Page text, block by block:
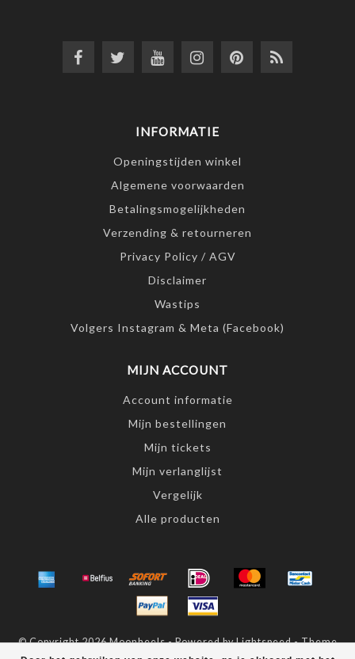
INFORMATIE
Openingstijden winkel
Algemene voorwaarden
Betalingsmogelijkheden
Verzending & retourneren
Privacy Policy / AGV
Disclaimer
Wastips
Volgers Instagram & Meta (Facebook)
MIJN ACCOUNT
Account informatie
Mijn bestellingen
Mijn tickets
Mijn verlanglijst
Vergelijk
Alle producten
© Copyright 2026 Moonheels - Powered byLightspeed- Theme